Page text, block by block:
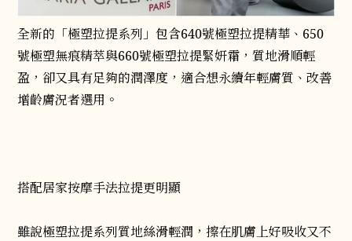
全新的「極塑拉提系列」包含640號極塑拉提精華、650
號極塑無痕精萃與660號極塑拉提緊妍霜，質地滑順輕
盈，卻又具有足夠的潤澤度，適合想永續年輕膚質、改善
增齡膚況者選用。
搭配居家按摩手法拉提更明顯
雖說極塑拉提系列質地絲滑輕潤，擦在肌膚上好吸收又不